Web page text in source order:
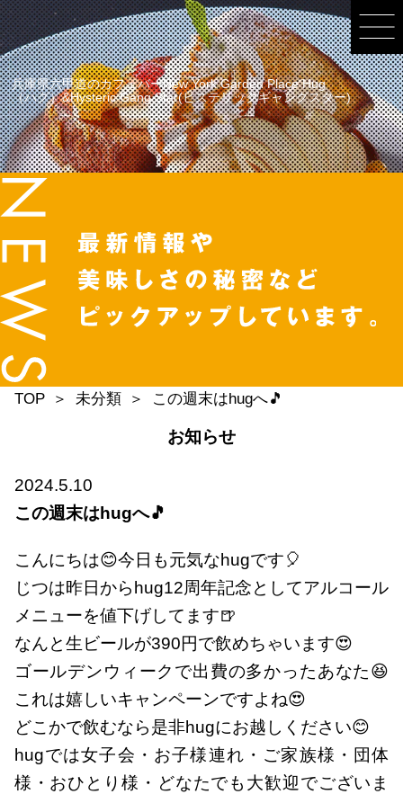
兵庫県六甲道のカフェバーNew York Garden Place Hug
（ハグ）&Hysteric Gang Star(ヒステリックギャングスター)
TOP 未分類 この週末はhugへ🎵
お知らせ
2024.5.10
この週末はhugへ🎵
こんにちは😊今日も元気なhugです🎈
じつは昨日からhug12周年記念としてアルコール
メニューを値下げしてます🍺
なんと生ビールが390円で飲めちゃいます😍
ゴールデンウィークで出費の多かったあなた😆
これは嬉しいキャンペーンですよね😍
どこかで飲むなら是非hugにお越しください😊
hugでは女子会・お子様連れ・ご家族様・団体
様・おひとり様・どなたでも大歓迎でございま